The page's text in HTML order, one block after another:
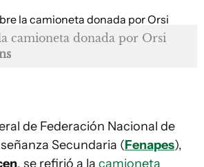
camioneta donada por Orsi
de Federación Nacional de
Secundaria (Fenapes),
, se refirió a la camioneta